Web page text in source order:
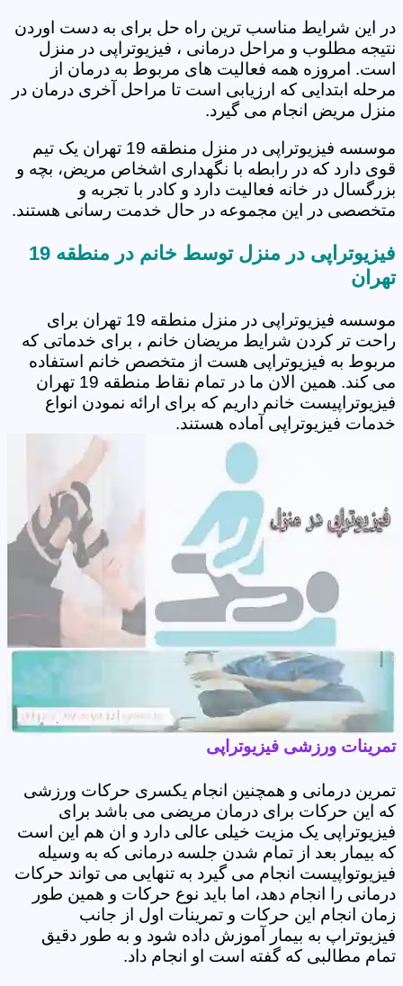
در این شرایط مناسب ترین راه حل برای به دست اوردن
نتیجه مطلوب و مراحل درمانی ، فیزیوتراپی در منزل
است. امروزه همه فعالیت های مربوط به درمان از
مرحله ابتدایی که ارزیابی است تا مراحل آخری درمان در
منزل مریض انجام می گیرد.
موسسه فیزیوتراپی در منزل منطقه 19 تهران یک تیم
قوی دارد که در رابطه با نگهداری اشخاص مریض، بچه و
بزرگسال در خانه فعالیت دارد و کادر با تجربه و
متخصصی در این مجموعه در حال خدمت رسانی هستند.
فیزیوتراپی در منزل توسط خانم در منطقه 19
تهران
موسسه فیزیوتراپی در منزل منطقه 19 تهران برای
راحت تر کردن شرایط مریضان خانم ، برای خدماتی که
مربوط به فیزیوتراپی هست از متخصص خانم استفاده
می کند. همین الان ما در تمام نقاط منطقه 19 تهران
فیزیوتراپیست خانم داریم که برای ارائه نمودن انواع
خدمات فیزیوتراپی آماده هستند.
تمرینات ورزشی فیزیوتراپی
تمرین درمانی و همچنین انجام یکسری حرکات ورزشی
که این حرکات برای درمان مریضی می باشد برای
فیزیوتراپی یک مزیت خیلی عالی دارد و ان هم این است
که بیمار بعد از تمام شدن جلسه درمانی که به وسیله
فیزیوتواپیست انجام می گیرد به تنهایی می تواند حرکات
درمانی را انجام دهد، اما باید نوع حرکات و همین طور
زمان انجام این حرکات و تمرینات اول از جانب
فیزیوتراپ به بیمار آموزش داده شود و به طور دقیق
تمام مطالبی که گفته است او انجام داد.